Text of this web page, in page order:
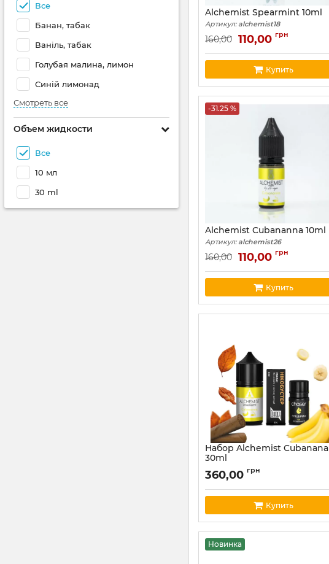
Все
Банан, табак
Ваніль, табак
Голубая малина, лимон
Синій лимонад
Смотреть все
Объем жидкости
Все
10 мл
30 ml
Alchemist Spearmint 10ml
Артикул:alchemist18
160,00 110,00 грн
Купить
-31.25 %
Alchemist Cubananna 10ml
Артикул:alchemist26
160,00 110,00 грн
Купить
Набор Alchemist Cubanana
30ml
Артикул:alchemist44
360,00 грн
Купить
Новинка